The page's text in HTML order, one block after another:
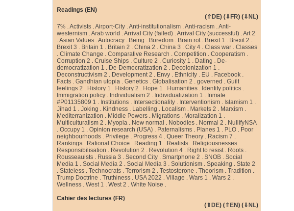
Readings (EN)
(⇑DE) (⇓FR) (⇓NL)
7% .Activists .Airport-City .Anti-institutionalism .Anti-racism .Anti-
westernism .Arab world .Arrival City (failed) .Arrival City (successful) .Art 2
.Asian Values .Autocracy . Being . Boredom . Brain rot. Brexit 1 . Brexit 2 .
Brexit 3 . Britain 1 . Britain 2 .China 2 .China 3 .City 4 .Class war .Classes
.Climate Change .Comparative Research .Competition .Cooperatism .
Corruption 2 .Cruise Ships .Culture 2 .Curiosity 1 . Dating . De-
democratization 1 . De-Democratization 2 . Decolonization 1 .
Deconstructivism 2 . Development 2 . Envy . Ethnicity . EU . Facebook .
Facts .Gandhian utopia .Genetics .Globalisation 2 .governed .Guilt
feelings 2 . History 1 . History 2 . Hope 1 . Humanities . Identity politics .
Immigration policy . Individualism 2 . Individualization 1 . Inmate
#P01135809 1 . Institutions . Intersectionality . Interventionism . Islamism 1 .
Jihad 1 .Joking . Kindness . Labelling . Localism . Markets 2 . Marxism .
Mediterranization . Middle Powers . Migrations . Moralization 1 .
Multiculturalism 2 . Myopia . New normal . Nobodies . Normal 2 . NullifyNSA
.Occupy 1 .Opinion research (USA) . Paternalisms . Planes 1 . PLO . Poor
neighbourhoods . Privilege . Progress 4 .Queer Theory . Racism 7 .
Rankings . Rational Choice . Reading 1 . Realists . Religiousnesses .
Responsibilisation . Revolution 2 . Revolution 4 . Right to resist. Roots .
Rousseauists . Russia 3 .Second City .Smartphone 2 .SNOB .Social
Media 1 .Social Media 2 .Social Media 3 .Solutionism .Speaking .State 2
.Stateless .Technocrats .Terrorism 2 .Testosterone .Theorism .Tradition .
Trump Doctrine .Truthiness . USA 2022 .Village .Wars 1 .Wars 2 .
Wellness .West 1 .West 2 .White Noise .
Cahier des lectures (FR)
(⇑DE) (⇑EN) (⇓NL)